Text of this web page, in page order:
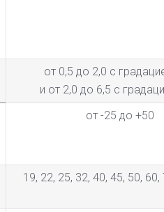
от 0,5 до 2,0 с
и от 2,0 до 6,5 с
от -25 до +50
19, 22, 25, 32, 40, 45, 50,